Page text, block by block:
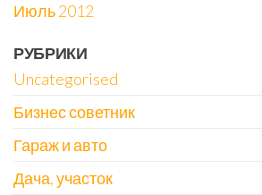
Июль 2012
РУБРИКИ
Uncategorised
Бизнес советник
Гараж и авто
Дача, участок